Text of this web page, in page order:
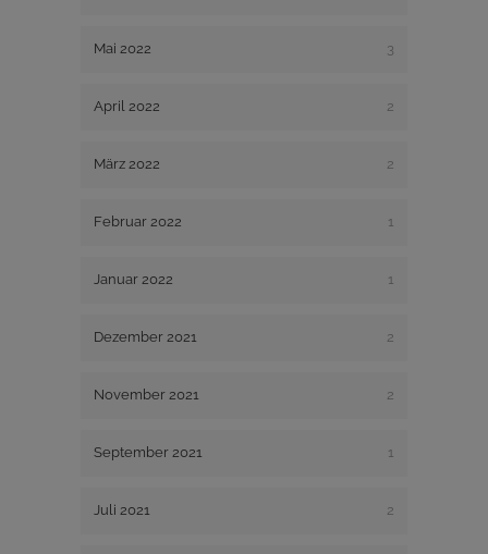
Mai 2022 3
April 2022 2
März 2022 2
Februar 2022 1
Januar 2022 1
Dezember 2021 2
November 2021 2
September 2021 1
Juli 2021 2